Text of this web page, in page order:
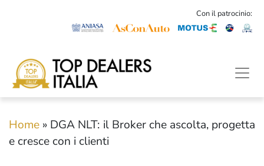
Con il patrocinio:
Home » DGA NLT: il Broker che ascolta, progetta
e cresce con i clienti